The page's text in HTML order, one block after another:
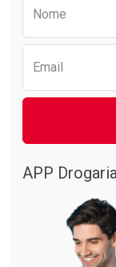
Nome
Email
APP